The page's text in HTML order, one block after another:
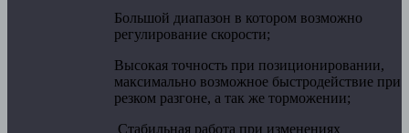
Большой диапазон в котором возможно
регулирование скорости;
Высокая точность при позиционировании,
максимально возможное быстродействие при
резком разгоне, а так же торможении;
Стабильная работа при изменениях